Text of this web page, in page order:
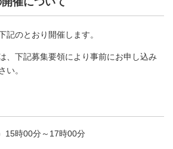
のとおり開催します。
、下記募集要領により事前にお申し込み
い。
15時00分～17時00分